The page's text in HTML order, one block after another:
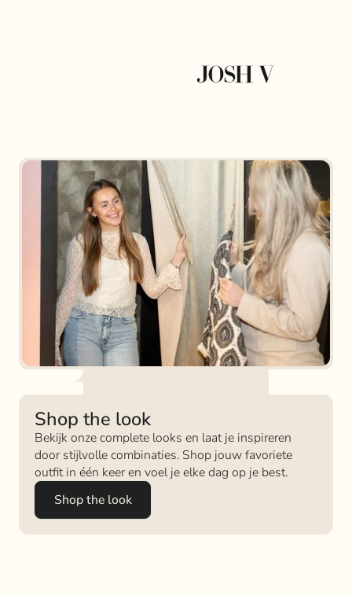
Shop the look
Bekijk onze complete looks en laat je inspireren
door stijlvolle combinaties. Shop jouw favoriete
outfit in één keer en voel je elke dag op je best.
Shop the look